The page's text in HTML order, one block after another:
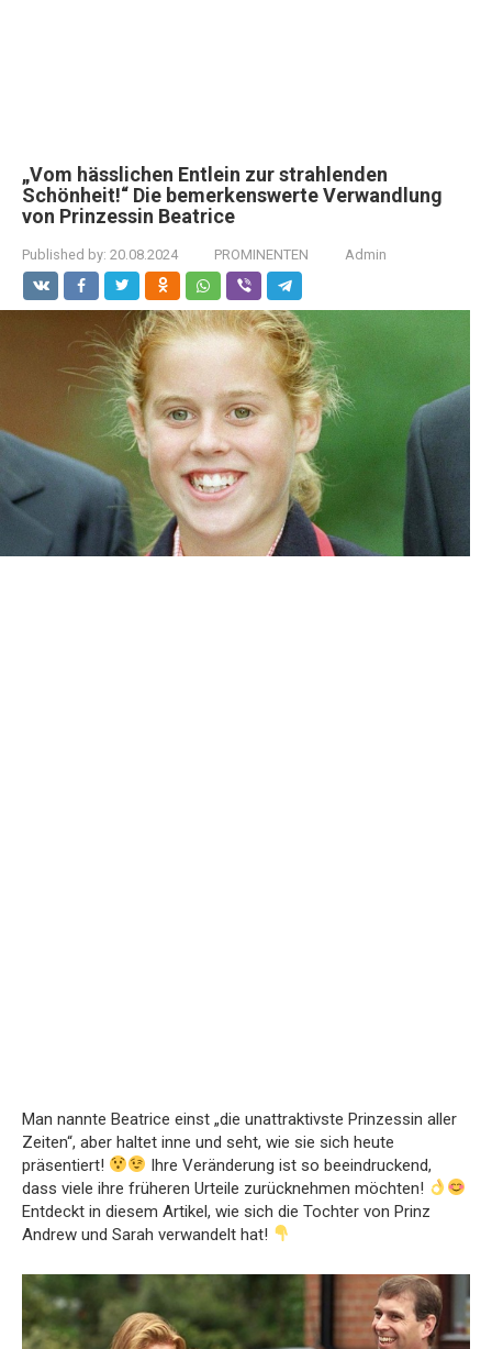
„Vom hässlichen Entlein zur strahlenden
Schönheit!“ Die bemerkenswerte Verwandlung
von Prinzessin Beatrice
Published by: 20.08.2024 PROMINENTEN Admin
Man nannte Beatrice einst „die unattraktivste Prinzessin aller
Zeiten“, aber haltet inne und seht, wie sie sich heute
präsentiert!
Ihre Veränderung ist so beeindruckend,
dass viele ihre früheren Urteile zurücknehmen möchten!
Entdeckt in diesem Artikel, wie sich die Tochter von Prinz
Andrew und Sarah verwandelt hat!